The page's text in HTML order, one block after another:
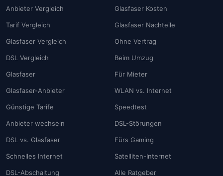
Anbieter Vergleich
Tarif Vergleich
Glasfaser Vergleich
DSL Vergleich
Glasfaser
Glasfaser-Anbieter
Günstige Tarife
Anbieter wechseln
DSL vs. Glasfaser
Schnelles Internet
DSL-Abschaltung
Glasfaser Kosten
Glasfaser Nachteile
Ohne Vertrag
Beim Umzug
Für Mieter
WLAN vs. Internet
Speedtest
DSL-Störungen
Fürs Gaming
Satelliten-Internet
Alle Ratgeber